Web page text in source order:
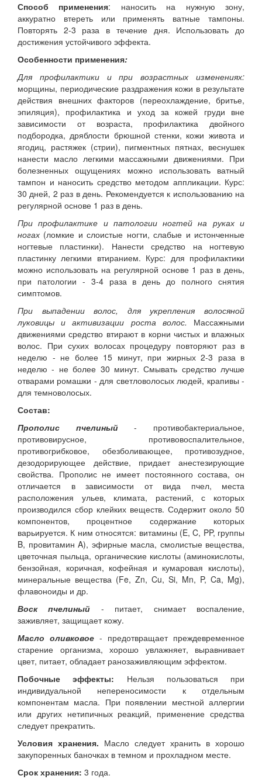
Способ применения: наносить на нужную зону,
аккуратно втереть или применять ватные тампоны.
Повторять 2-3 раза в течение дня. Использовать до
достижения устойчивого эффекта.
Особенности применения:
Для профилактики и при возрастных изменениях:
морщины, периодические раздражения кожи в результате
действия внешних факторов (переохлаждение, бритье,
эпиляция), профилактика и уход за кожей груди вне
зависимости от возраста, профилактика двойного
подбородка, дряблости брюшной стенки, кожи живота и
ягодиц, растяжек (стрии), пигментных пятнах, веснушек
нанести масло легкими массажными движениями. При
болезненных ощущениях можно использовать ватный
тампон и наносить средство методом аппликации. Курс:
30 дней, 2 раз в день. Рекомендуется к использованию на
регулярной основе 1 раз в день.
При профилактике и патологииногтей на руках и
ногах (ломкие и слоистые ногти, слабые и истонченные
ногтевые пластинки). Нанести средство на ногтевую
пластинку легкими втиранием. Курс: для профилактики
можно использовать на регулярной основе 1 раз в день,
при патологии - 3-4 раза в день до полного снятия
симптомов.
При выпадении волос, для укрепления волосяной
луковицы и активизации роста волос. Массажными
движениями средство втирают в корни чистых и влажных
волос. При сухих волосах процедуру повторяют раз в
неделю - не более 15 минут, при жирных 2-3 раза в
неделю - не более 30 минут. Смывать средство лучше
отварами ромашки - для светловолосых людей, крапивы -
для темноволосых.
Состав:
Прополис пчелиный- противобактериальное,
противовирусное, противовоспалительное,
противогрибковое, обезболивающее, противозудное,
дезодорирующее действие, придает анестезирующие
свойства. Прополис не имеет постоянного состава, он
отличается в зависимости от вида пчел, места
расположения ульев, климата, растений, с которых
производился сбор клейких веществ. Содержит около 50
компонентов, процентное содержание которых
варьируется. К ним относятся: витамины (E, C, PP, группы
B, провитамин A), эфирные масла, смолистые вещества,
цветочная пыльца, органические кислоты (аминокислоты,
бензойная, коричная, кофейная и кумаровая кислоты),
минеральные вещества (Fe, Zn, Cu, Si, Mn, P, Ca, Mg),
флавоноиды и др.
Воск пчелиный - питает, снимает воспаление,
заживляет, защищает кожу.
Масло оливковое - предотвращает преждевременное
старение организма, хорошо увлажняет, выравнивает
цвет, питает, обладает ранозаживляющим эффектом.
Побочные эффекты: Нельзя пользоваться при
индивидуальной непереносимости к отдельным
компонентам масла. При появлении местной аллергии
или других нетипичных реакций, применение средства
следует прекратить.
Условия хранения. Масло следует хранить в хорошо
закупоренных баночках в темном и прохладном месте.
Срок хранения: 3 года.